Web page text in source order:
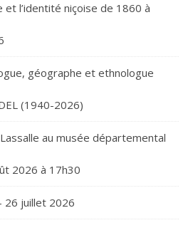
et l’identité niçoise de 1860 à
géographe et ethnologue
(1940-2026)
au musée départemental
2026 à 17h30
26 juillet 2026